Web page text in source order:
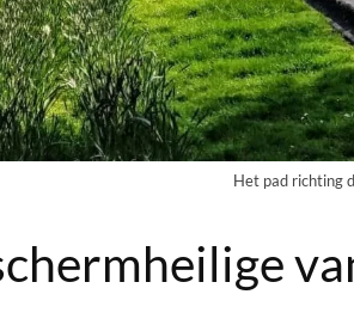
Het pad richting